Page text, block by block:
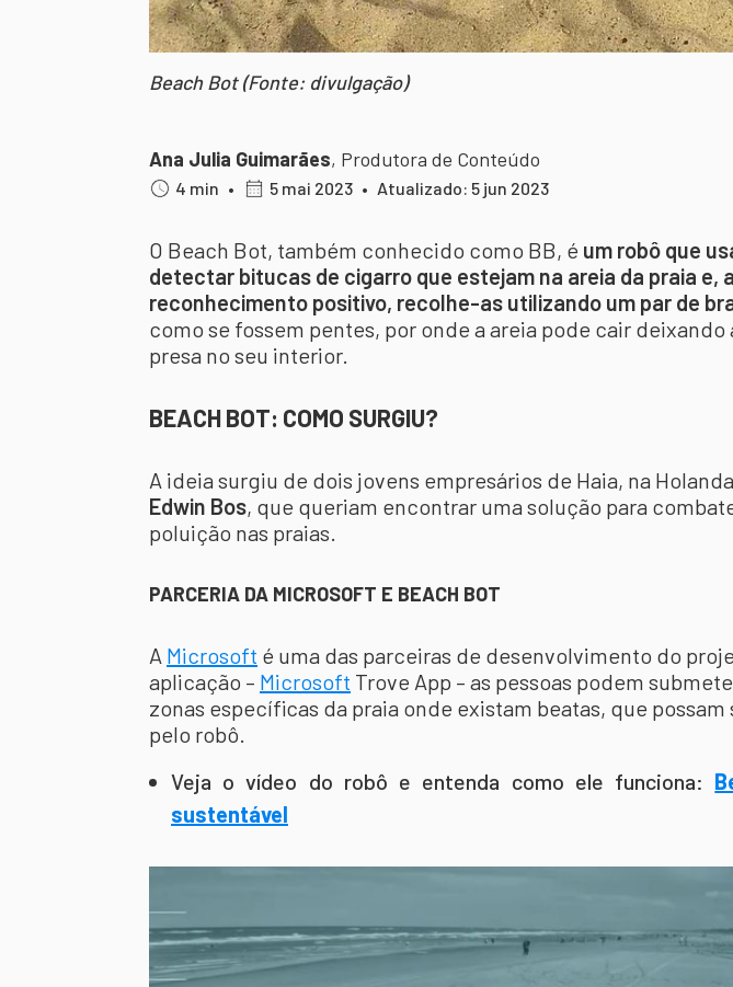
Beach Bot (Fonte: divulgação)
Ana Julia Guimarães, Produtora de Conteúdo
4 min • 5 mai 2023 • Atualizado: 5 jun 2023
O Beach Bot, também conhecido como BB, é um robô que
detectar bitucas de cigarro que estejam na areia da praia e,
reconhecimento positivo, recolhe-as utilizando um par de
como se fossem pentes, por onde a areia pode cair deixando
presa no seu interior.
BEACH BOT: COMO SURGIU?
A ideia surgiu de dois jovens empresários de Haia, na
Edwin Bos, que queriam encontrar uma solução para
poluição nas praias.
PARCERIA DA MICROSOFT E BEACH BOT
A Microsoft é uma das parceiras de desenvolvimento do
aplicação – Microsoft Trove App – as pessoas podem
zonas específicas da praia onde existam beatas, que possam
pelo robô.
Veja o vídeo do robô e entenda como ele funciona:
sustentável